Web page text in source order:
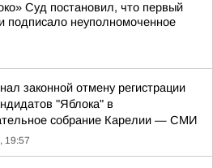
Суд постановил, что первый
подписало неуполномоченное
законной отмену регистрации
"Яблока" в
собрание Карелии — СМИ
19:57